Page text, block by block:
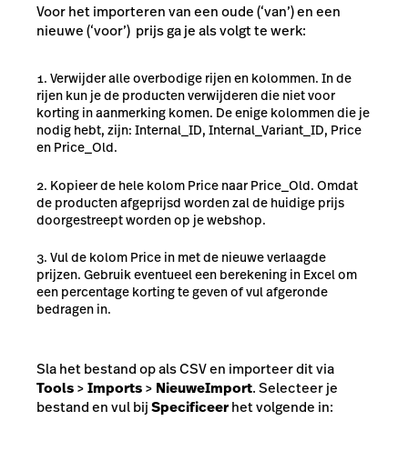
Voor het importeren van een oude (‘van’) en een
nieuwe (‘voor’) prijs ga je als volgt te werk:
Verwijder alle overbodige rijen en kolommen. In de
rijen kun je de producten verwijderen die niet voor
korting in aanmerking komen. De enige kolommen die je
nodig hebt, zijn: Internal_ID, Internal_Variant_ID, Price
en Price_Old.
Kopieer de hele kolom Price naar Price_Old. Omdat
de producten afgeprijsd worden zal de huidige prijs
doorgestreept worden op je webshop.
Vul de kolom Price in met de nieuwe verlaagde
prijzen. Gebruik eventueel een berekening in Excel om
een percentage korting te geven of vul afgeronde
bedragen in.
Sla het bestand op als CSV en importeer dit via
Tools>Imports> NieuweImport. Selecteer je
bestand en vul bijSpecificeerhet volgende in: